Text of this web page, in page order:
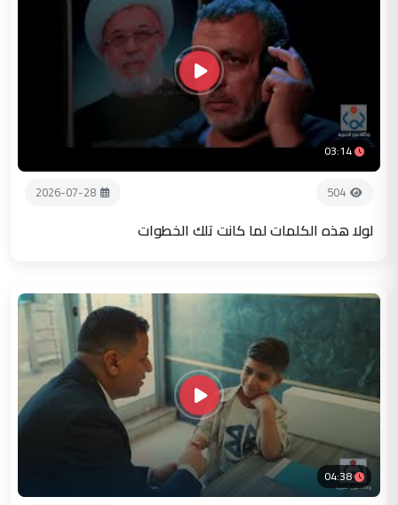
03:14
504
2026-07-28
لولا هذه الكلمات لما كانت تلك الخطوات
04:38